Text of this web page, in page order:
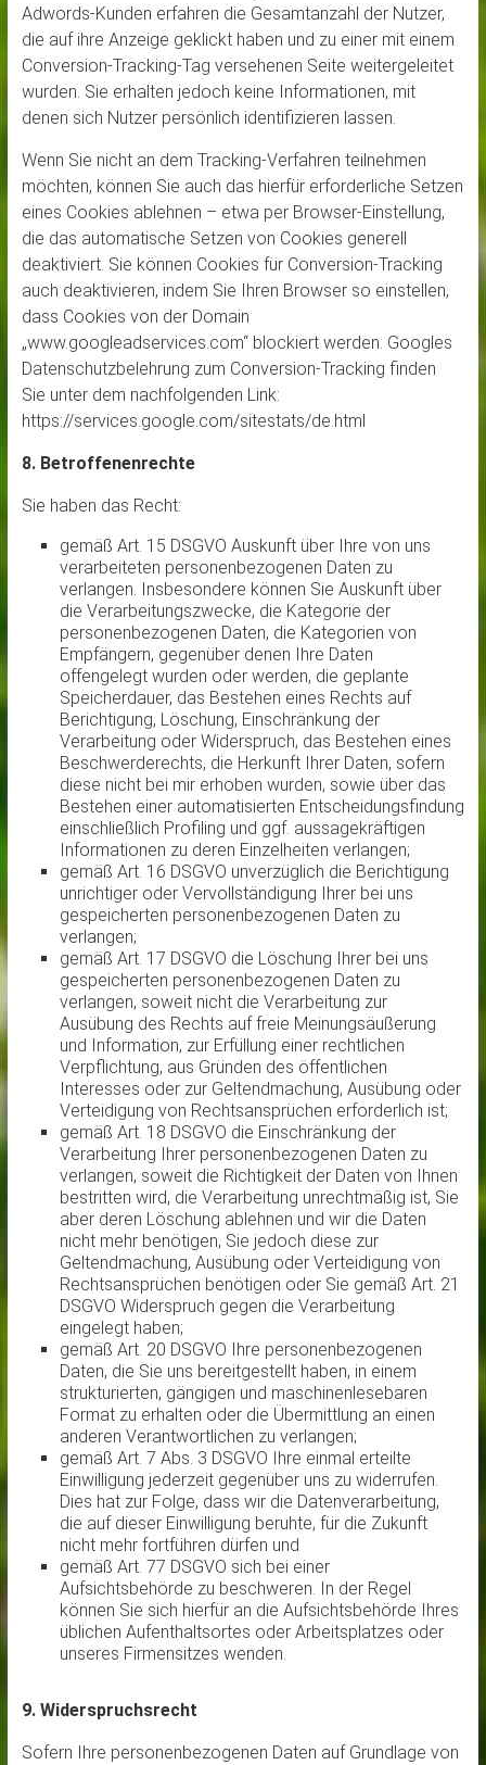
Adwords-Kunden erfahren die Gesamtanzahl der Nutzer,
die auf ihre Anzeige geklickt haben und zu einer mit einem
Conversion-Tracking-Tag versehenen Seite weitergeleitet
wurden. Sie erhalten jedoch keine Informationen, mit
denen sich Nutzer persönlich identifizieren lassen.
Wenn Sie nicht an dem Tracking-Verfahren teilnehmen
möchten, können Sie auch das hierfür erforderliche Setzen
eines Cookies ablehnen – etwa per Browser-Einstellung,
die das automatische Setzen von Cookies generell
deaktiviert. Sie können Cookies für Conversion-Tracking
auch deaktivieren, indem Sie Ihren Browser so einstellen,
dass Cookies von der Domain
„www.googleadservices.com“ blockiert werden. Googles
Datenschutzbelehrung zum Conversion-Tracking finden
Sie unter dem nachfolgenden Link:
https://services.google.com/sitestats/de.html
8. Betroffenenrechte
Sie haben das Recht:
gemäß Art. 15 DSGVO Auskunft über Ihre von uns
verarbeiteten personenbezogenen Daten zu
verlangen. Insbesondere können Sie Auskunft über
die Verarbeitungszwecke, die Kategorie der
personenbezogenen Daten, die Kategorien von
Empfängern, gegenüber denen Ihre Daten
offengelegt wurden oder werden, die geplante
Speicherdauer, das Bestehen eines Rechts auf
Berichtigung, Löschung, Einschränkung der
Verarbeitung oder Widerspruch, das Bestehen eines
Beschwerderechts, die Herkunft Ihrer Daten, sofern
diese nicht bei mir erhoben wurden, sowie über das
Bestehen einer automatisierten Entscheidungsfindung
einschließlich Profiling und ggf. aussagekräftigen
Informationen zu deren Einzelheiten verlangen;
gemäß Art. 16 DSGVO unverzüglich die Berichtigung
unrichtiger oder Vervollständigung Ihrer bei uns
gespeicherten personenbezogenen Daten zu
verlangen;
gemäß Art. 17 DSGVO die Löschung Ihrer bei uns
gespeicherten personenbezogenen Daten zu
verlangen, soweit nicht die Verarbeitung zur
Ausübung des Rechts auf freie Meinungsäußerung
und Information, zur Erfüllung einer rechtlichen
Verpflichtung, aus Gründen des öffentlichen
Interesses oder zur Geltendmachung, Ausübung oder
Verteidigung von Rechtsansprüchen erforderlich ist;
gemäß Art. 18 DSGVO die Einschränkung der
Verarbeitung Ihrer personenbezogenen Daten zu
verlangen, soweit die Richtigkeit der Daten von Ihnen
bestritten wird, die Verarbeitung unrechtmäßig ist, Sie
aber deren Löschung ablehnen und wir die Daten
nicht mehr benötigen, Sie jedoch diese zur
Geltendmachung, Ausübung oder Verteidigung von
Rechtsansprüchen benötigen oder Sie gemäß Art. 21
DSGVO Widerspruch gegen die Verarbeitung
eingelegt haben;
gemäß Art. 20 DSGVO Ihre personenbezogenen
Daten, die Sie uns bereitgestellt haben, in einem
strukturierten, gängigen und maschinenlesebaren
Format zu erhalten oder die Übermittlung an einen
anderen Verantwortlichen zu verlangen;
gemäß Art. 7 Abs. 3 DSGVO Ihre einmal erteilte
Einwilligung jederzeit gegenüber uns zu widerrufen.
Dies hat zur Folge, dass wir die Datenverarbeitung,
die auf dieser Einwilligung beruhte, für die Zukunft
nicht mehr fortführen dürfen und
gemäß Art. 77 DSGVO sich bei einer
Aufsichtsbehörde zu beschweren. In der Regel
können Sie sich hierfür an die Aufsichtsbehörde Ihres
üblichen Aufenthaltsortes oder Arbeitsplatzes oder
unseres Firmensitzes wenden.
9. Widerspruchsrecht
Sofern Ihre personenbezogenen Daten auf Grundlage von